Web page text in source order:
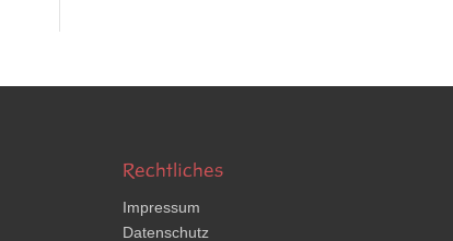
Rechtliches
Impressum
Datenschutz